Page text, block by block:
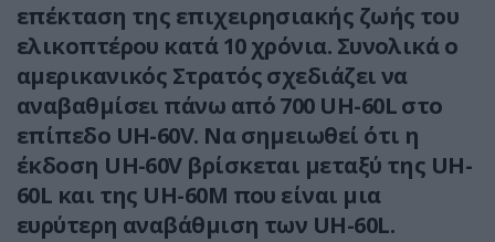
επέκταση της επιχειρησιακής ζωής του
ελικοπτέρου κατά 10 χρόνια. Συνολικά ο
αμερικανικός Στρατός σχεδιάζει να
αναβαθμίσει πάνω από 700 UH-60L στο
επίπεδο UH-60V. Να σημειωθεί ότι η
έκδοση UH-60V βρίσκεται μεταξύ της UH-
60L και της UH-60M που είναι μια
ευρύτερη αναβάθμιση των UH-60L.